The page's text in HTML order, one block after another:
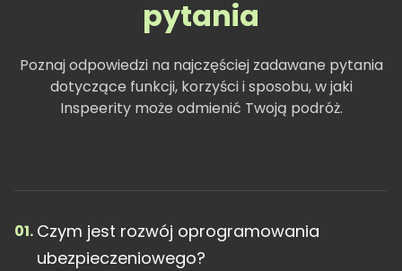
pytania
Poznaj odpowiedzi na najczęściej zadawane pytania
dotyczące funkcji, korzyści i sposobu, w jaki
Inspeerity może odmienić Twoją podróż.
01. Czym jest rozwój oprogramowania
ubezpieczeniowego?